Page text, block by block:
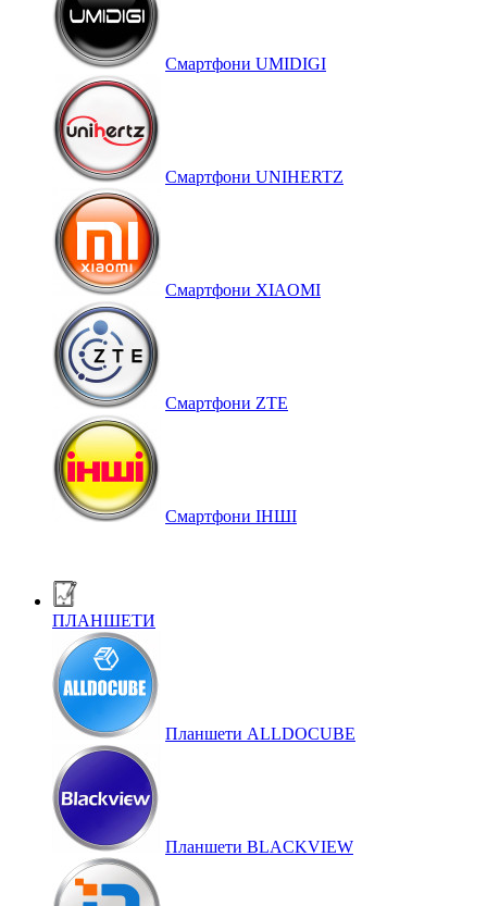
Смартфони UMIDIGI
Смартфони UNIHERTZ
Смартфони XIAOMI
Смартфони ZTE
Смартфони ІНШІ
ПЛАНШЕТИ
Планшети ALLDOCUBE
Планшети BLACKVIEW